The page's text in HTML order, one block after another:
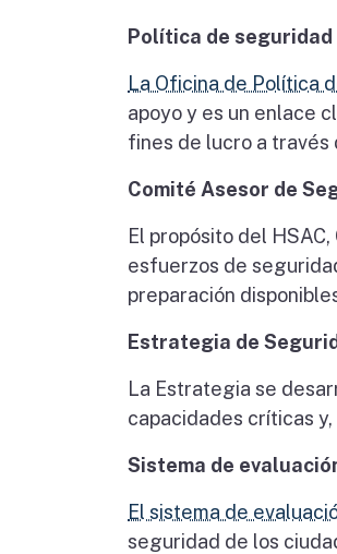
Política de seguridad
La Oficina de Política
apoyo y es un enlace
fines de lucro a través
Comité Asesor de
El propósito del
esfuerzos de
preparación
Estrategia de
La Estrategia se
capacidades críticas
Sistema de
El sistema de
seguridad de los